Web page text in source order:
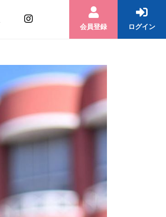
会員登録 ログイン